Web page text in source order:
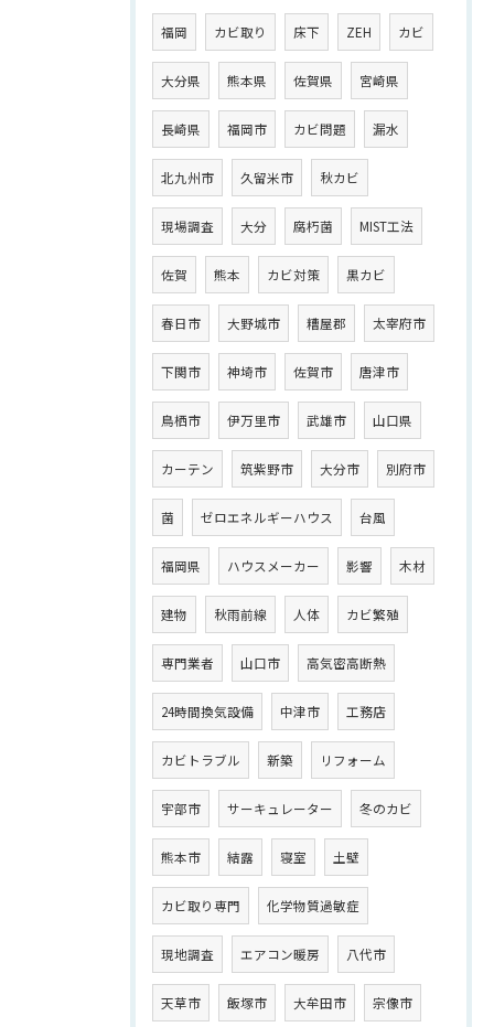
福岡 カビ取り 床下 ZEH カビ
大分県 熊本県 佐賀県 宮崎県
長崎県 福岡市 カビ問題 漏水
北九州市 久留米市 秋カビ
現場調査 大分 腐朽菌 MIST工法
佐賀 熊本 カビ対策 黒カビ
春日市 大野城市 糟屋郡 太宰府市
下関市 神埼市 佐賀市 唐津市
鳥栖市 伊万里市 武雄市 山口県
カーテン 筑紫野市 大分市 別府市
菌 ゼロエネルギーハウス 台風
福岡県 ハウスメーカー 影響 木材
建物 秋雨前線 人体 カビ繁殖
専門業者 山口市 高気密高断熱
24時間換気設備 中津市 工務店
カビトラブル 新築 リフォーム
宇部市 サーキュレーター 冬のカビ
熊本市 結露 寝室 土壁
カビ取り専門 化学物質過敏症
現地調査 エアコン暖房 八代市
天草市 飯塚市 大牟田市 宗像市